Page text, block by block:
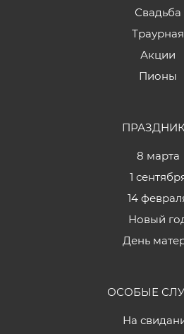
Свадьба
Траурная
Акции
Пионы
8 марта
1
14
Новый
День
ОСОБЫЕ
На